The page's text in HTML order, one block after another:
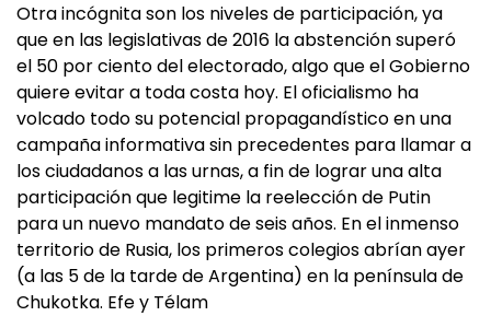
Otra incógnita son los niveles de participación, ya
que en las legislativas de 2016 la abstención superó
el 50 por ciento del electorado, algo que el Gobierno
quiere evitar a toda costa hoy. El oficialismo ha
volcado todo su potencial propagandístico en una
campaña informativa sin precedentes para llamar a
los ciudadanos a las urnas, a fin de lograr una alta
participación que legitime la reelección de Putin
para un nuevo mandato de seis años. En el inmenso
territorio de Rusia, los primeros colegios abrían ayer
(a las 5 de la tarde de Argentina) en la península de
Chukotka. Efe y Télam